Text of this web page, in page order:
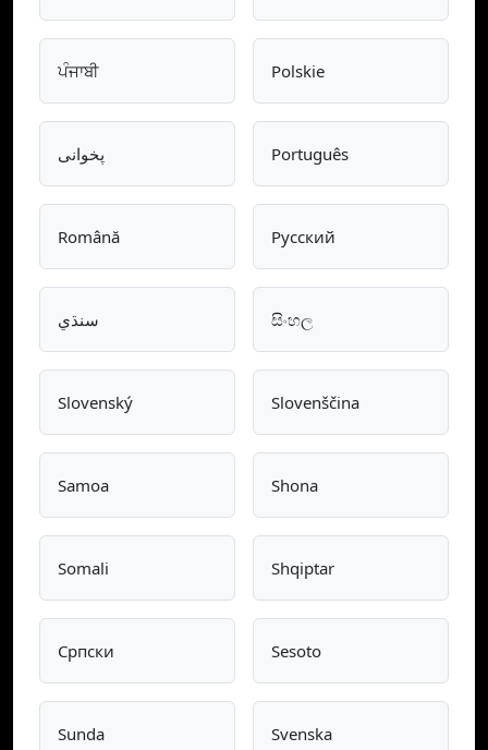
ਪੰਜਾਬੀ Polskie
پخوانی Português
Română Pусский
سنڌي සිංහල
Slovenský Slovenščina
Samoa Shona
Somali Shqiptar
Српски Sesoto
Sunda Svenska